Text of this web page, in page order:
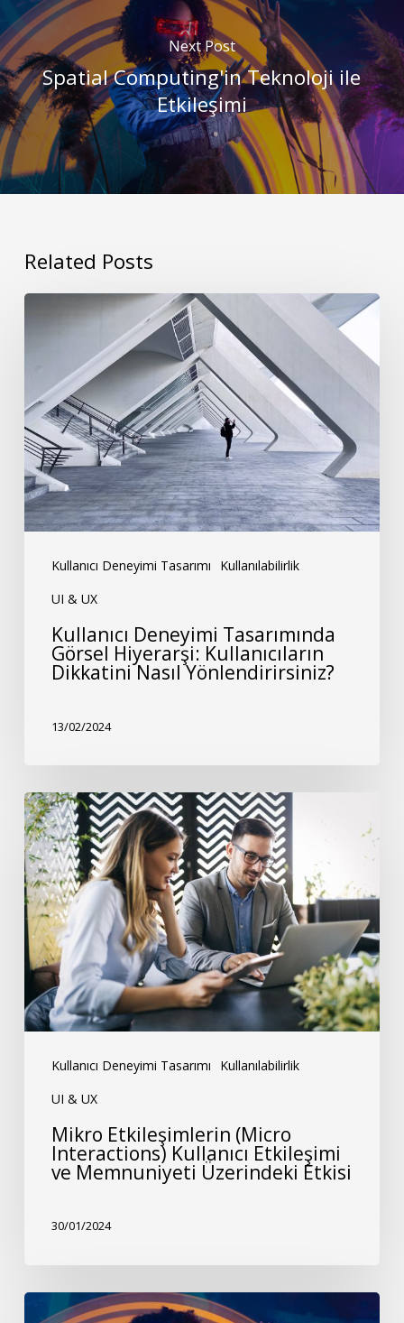
Next Post
Spatial Computing'in Teknoloji ile
Etkileşimi
Related Posts
Kullanıcı Deneyimi Tasarımı
Kullanılabilirlik
UI & UX
Kullanıcı
Deneyimi
Tasarımında
Görsel
Hiyerarşi:
Kullanıcıların
Dikkatini
Nasıl
Yönlendirirsiniz?
Kullanıcı Deneyimi Tasarımında
Görsel Hiyerarşi: Kullanıcıların
Dikkatini Nasıl Yönlendirirsiniz?
13/02/2024
Kullanıcı Deneyimi Tasarımı
Kullanılabilirlik
UI & UX
Mikro
Etkileşimlerin
(Micro
Interactions)
Kullanıcı
Etkileşimi
ve
Memnuniyeti
Üzerindeki
Etkisi
Mikro Etkileşimlerin (Micro
Interactions) Kullanıcı Etkileşimi
ve Memnuniyeti Üzerindeki Etkisi
30/01/2024
Spatial